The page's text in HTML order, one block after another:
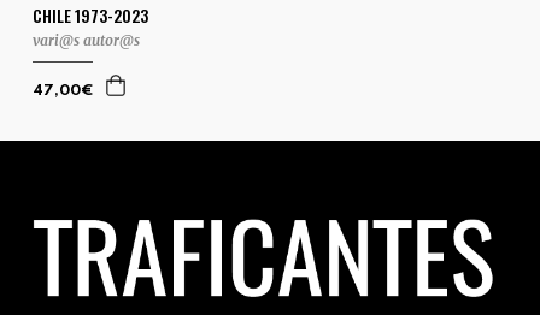
CHILE 1973-2023
vari@s autor@s
47,00€